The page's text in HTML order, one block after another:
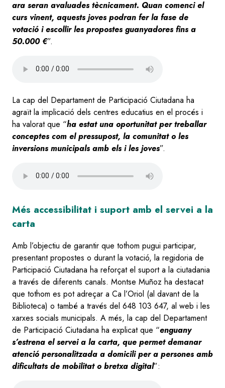
ara seran avaluades tècnicament. Quan comenci el
curs vinent, aquests joves podran fer la fase de
votació i escollir les propostes guanyadores fins a
50.000 €”.
La cap del Departament de Participació Ciutadana ha
agraït la implicació dels centres educatius en el procés i
ha valorat que “ha estat una oportunitat per treballar
conceptes com el pressupost, la comunitat o les
inversions municipals amb els i les joves”.
Més accessibilitat i suport amb el servei a la
carta
Amb l’objectiu de garantir que tothom pugui participar,
presentant propostes o durant la votació, la regidoria de
Participació Ciutadana ha reforçat el suport a la ciutadania
a través de diferents canals. Montse Muñoz ha destacat
que tothom es pot adreçar a Ca l’Oriol (al davant de la
Biblioteca) o també a través del 648 103 647, al web i les
xarxes socials municipals. A més, la cap del Departament
de Participació Ciutadana ha explicat que “enguany
s’estrena el servei a la carta, que permet demanar
atenció personalitzada a domicili per a persones amb
dificultats de mobilitat o bretxa digital”: